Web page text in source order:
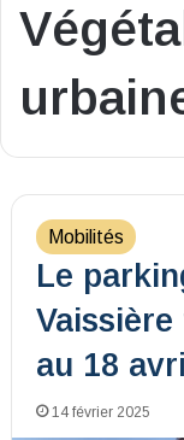
Mobilités
Le
au 18 avril
14 février 2025